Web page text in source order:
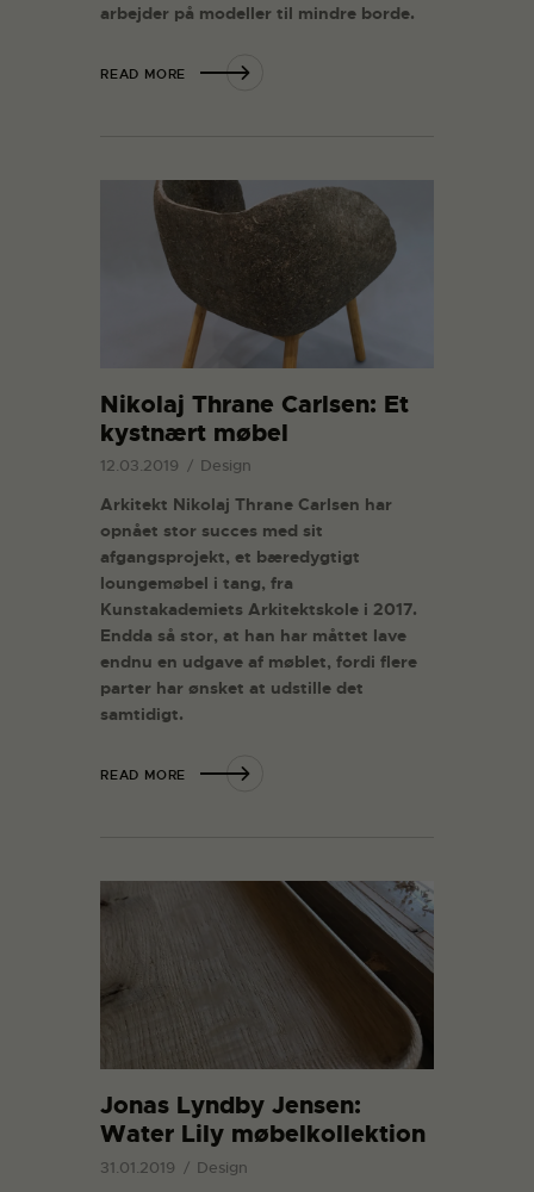
arbejder på modeller til mindre borde.
READ MORE
Nikolaj Thrane Carlsen: Et
kystnært møbel
12.03.2019 Design
Arkitekt Nikolaj Thrane Carlsen har
opnået stor succes med sit
afgangsprojekt, et bæredygtigt
loungemøbel i tang, fra
Kunstakademiets Arkitektskole i 2017.
Endda så stor, at han har måttet lave
endnu en udgave af møblet, fordi flere
parter har ønsket at udstille det
samtidigt.
READ MORE
Jonas Lyndby Jensen:
Water Lily møbelkollektion
31.01.2019 Design